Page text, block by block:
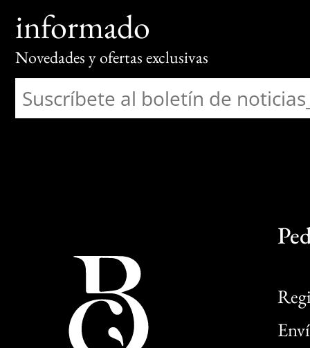
informado
Novedades y ofertas exclusivas